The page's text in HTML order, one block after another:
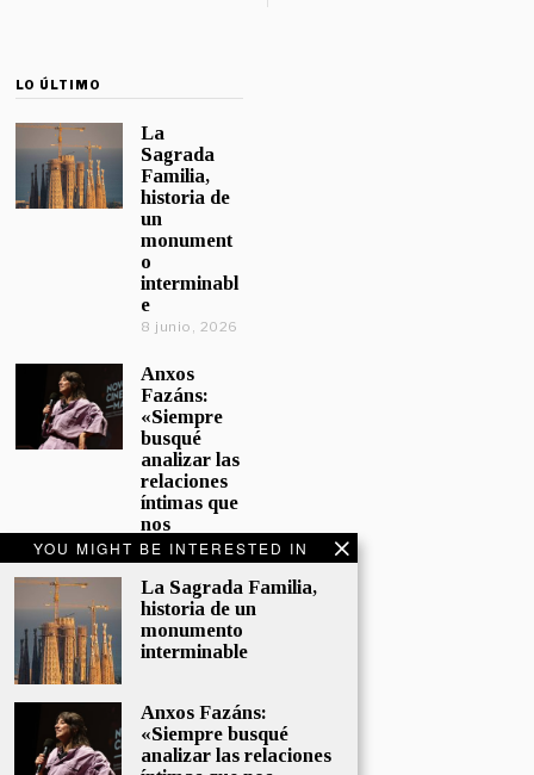
YOU MIGHT BE INTERESTED IN
La Sagrada Familia,
historia de un
monumento
interminable
Anxos Fazáns:
«Siempre busqué
analizar las relaciones
LO ÚLTIMO
La
Sagrada
Familia,
historia de
un
monument
o
interminabl
e
8 junio, 2026
Anxos
Fazáns:
«Siempre
busqué
analizar las
relaciones
íntimas que
nos
afectan»
5 junio, 2026
El hijo de la
cómica, el
homenaje
Sacristán a
Fernán
Gómez
28 mayo,